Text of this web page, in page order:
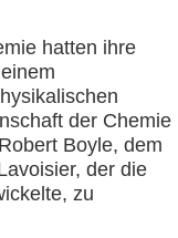
hatten ihre
der Chemie
Boyle, dem
der die
zu